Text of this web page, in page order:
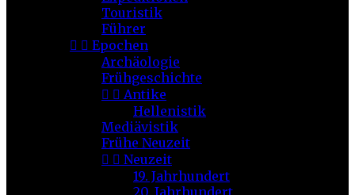
Touristik
Führer
  Epochen
Archäologie
Frühgeschichte
  Antike
Hellenistik
Mediävistik
Frühe Neuzeit
  Neuzeit
19. Jahrhundert
20. Jahrhundert